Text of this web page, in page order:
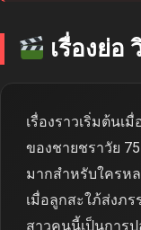
เรื่องย่อ
เรื่องราวเริ่มต้นเ
ของชายชราวัย
มากสำหรับใครห
เมื่อลูกสะใภ้ส่งภ
สาวคนนี้เป็นการ